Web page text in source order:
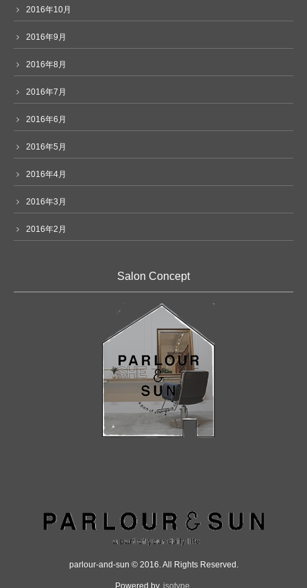
2016年10月
2016年9月
2016年8月
2016年7月
2016年6月
2016年5月
2016年4月
2016年3月
2016年2月
Salon Concept
parlour-and-sun © 2016. All Rights Reserved.
Powered by. isotype